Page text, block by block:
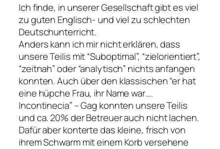
Ich finde, in unserer Gesellschaft gibt es viel
zu guten Englisch- und viel zu schlechten
Deutschunterricht.
Anders kann ich mir nicht erklären, dass
unsere Teilis mit “Suboptimal”, “zielorientiert”,
“zeitnah” oder “analytisch” nichts anfangen
konnten. Auch über den klassischen “er hat
eine hüpche Frau, ihr Name war….
Incontinecia” – Gag konnten unsere Teilis
und ca. 20% der Betreuer auch nicht lachen.
Dafür aber konterte das kleine, frisch von
ihrem Schwarm mit einem Korb versehene